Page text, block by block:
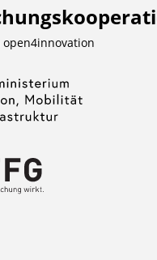
u
b
i
k
a
o
open4innovation